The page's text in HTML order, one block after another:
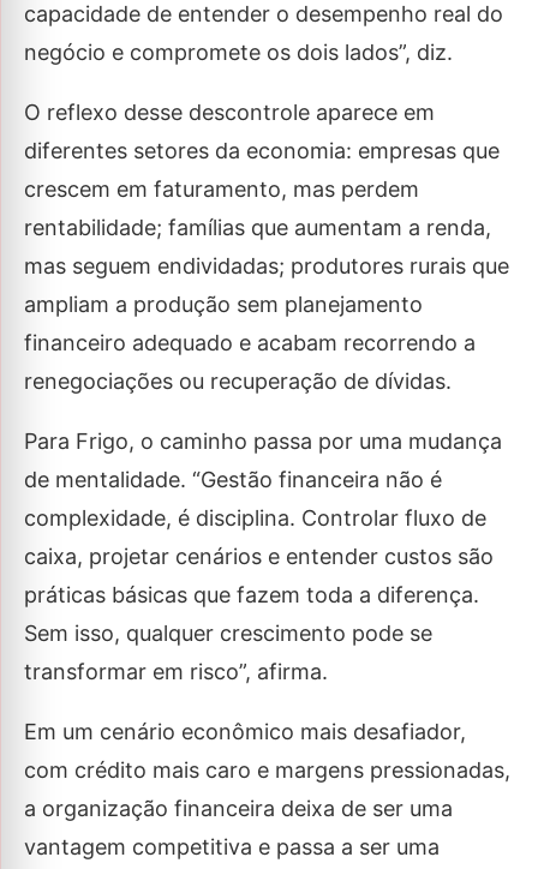
capacidade de entender o desempenho real do
negócio e compromete os dois lados”, diz.
O reflexo desse descontrole aparece em
diferentes setores da economia: empresas que
crescem em faturamento, mas perdem
rentabilidade; famílias que aumentam a renda,
mas seguem endividadas; produtores rurais que
ampliam a produção sem planejamento
financeiro adequado e acabam recorrendo a
renegociações ou recuperação de dívidas.
Para Frigo, o caminho passa por uma mudança
de mentalidade. “Gestão financeira não é
complexidade, é disciplina. Controlar fluxo de
caixa, projetar cenários e entender custos são
práticas básicas que fazem toda a diferença.
Sem isso, qualquer crescimento pode se
transformar em risco”, afirma.
Em um cenário econômico mais desafiador,
com crédito mais caro e margens pressionadas,
a organização financeira deixa de ser uma
vantagem competitiva e passa a ser uma